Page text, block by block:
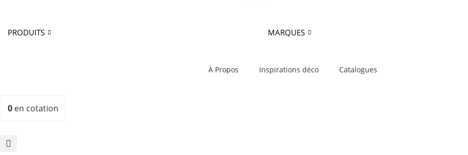
PRODUITS MARQUES
À Propos Inspirations déco Catalogues
0 en cotation